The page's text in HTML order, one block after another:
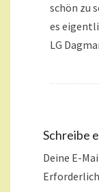
schön zu
es
LG
Schreibe
Deine E-